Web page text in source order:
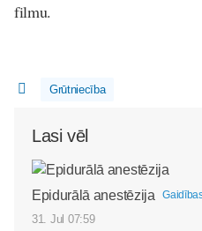
filmu.
Grūtniecība
Lasi vēl
Epidurālā anestēzija
31. Jul 07:59